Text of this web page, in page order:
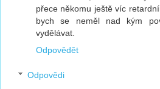
přece někomu ještě víc
bych se neměl nad kým
vydělávat.
Odpovědět
Odpovědi